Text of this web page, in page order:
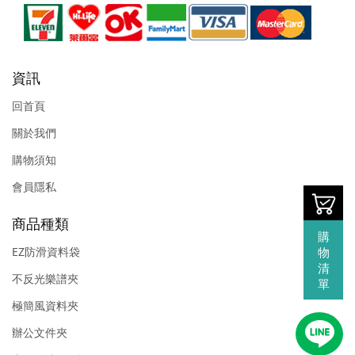
資訊
回首頁
關於我們
購物須知
會員隱私
商品種類
EZ防滑資料袋
不反光樂譜夾
極簡風資料夾
辦公文件夾
購
物
清
單